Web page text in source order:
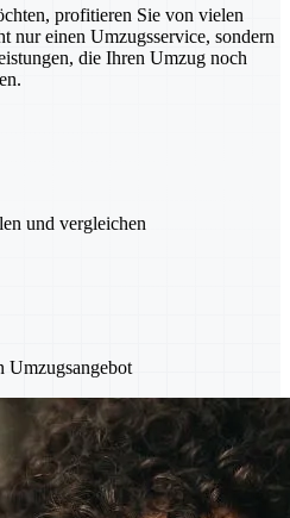
profitieren Sie von vielen
nur einen Umzugsservice, sondern
die Ihren Umzug noch
und vergleichen
Umzugsangebot